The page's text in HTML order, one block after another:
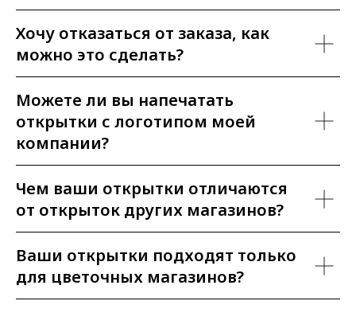
Хочу отказаться от заказа, как
можно это сделать?
Можете ли вы напечатать
открытки с логотипом моей
компании?
Чем ваши открытки отличаются
от открыток других магазинов?
Ваши открытки подходят только
для цветочных магазинов?